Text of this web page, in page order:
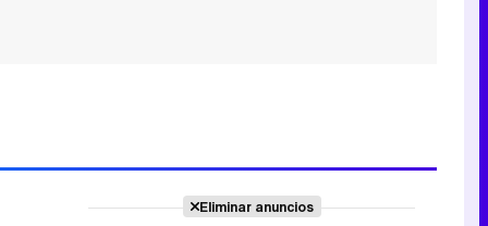
Eliminar anuncios